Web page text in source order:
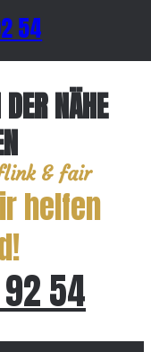
54
NÄHE
& fair
helfen
54